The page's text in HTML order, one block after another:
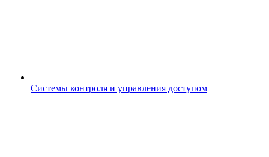
Системы контроля и управления доступом